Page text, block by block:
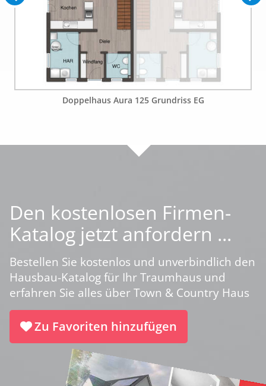
Doppelhaus Aura 125 Grundriss EG
Den kostenlosen Firmen-
Katalog jetzt anfordern ...
Bestellen Sie kostenlos und unverbindlich den
Hausbau-Katalog für Ihr Traumhaus und
erfahren Sie alles über Town & Country Haus
Zu Favoriten hinzufügen